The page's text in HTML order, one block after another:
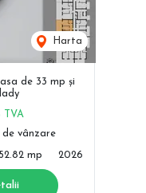
Harta
de 33 mp și
TVA
vânzare
52.82 mp 2026